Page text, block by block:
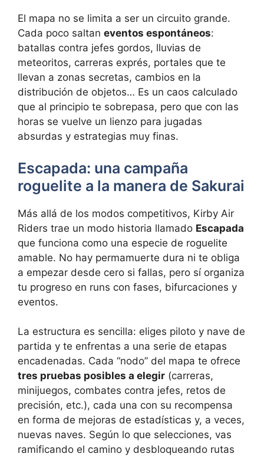
El mapa no se limita a ser un circuito grande.
Cada poco saltan eventos espontáneos:
batallas contra jefes gordos, lluvias de
meteoritos, carreras exprés, portales que te
llevan a zonas secretas, cambios en la
distribución de objetos… Es un caos calculado
que al principio te sobrepasa, pero que con las
horas se vuelve un lienzo para jugadas
absurdas y estrategias muy finas.
Escapada: una campaña
roguelite a la manera de Sakurai
Más allá de los modos competitivos, Kirby Air
Riders trae un modo historia llamado Escapada
que funciona como una especie de roguelite
amable. No hay permamuerte dura ni te obliga
a empezar desde cero si fallas, pero sí organiza
tu progreso en runs con fases, bifurcaciones y
eventos.
La estructura es sencilla: eliges piloto y nave de
partida y te enfrentas a una serie de etapas
encadenadas. Cada “nodo” del mapa te ofrece
tres pruebas posibles a elegir (carreras,
minijuegos, combates contra jefes, retos de
precisión, etc.), cada una con su recompensa
en forma de mejoras de estadísticas y, a veces,
nuevas naves. Según lo que selecciones, vas
ramificando el camino y desbloqueando rutas